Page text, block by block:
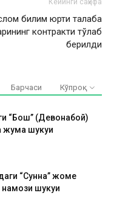
билим юрти талаба
контракти тўлаб
берилди
Барчаси Кўпроқ
“Бош” (Девонабой)
шукуҳи
“Сунна” жоме
шукуҳи